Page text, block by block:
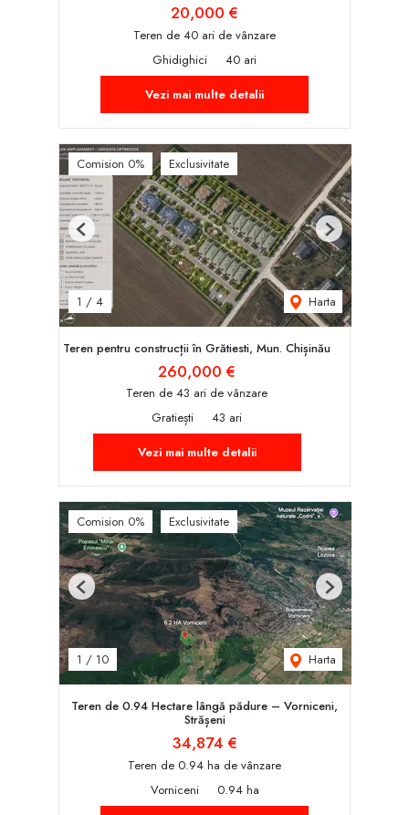
20,000 €
Teren de 40 ari de vânzare
Ghidighici
40 ari
Vezi mai multe detalii
Comision 0% Exclusivitate
1 / 4 Harta
Previous Next
Teren pentru construcții în Grătiesti, Mun. Chișinău
260,000 €
Teren de 43 ari de vânzare
Gratiești
43 ari
Vezi mai multe detalii
Comision 0% Exclusivitate
1 / 10 Harta
Previous Next
Teren de 0.94 Hectare lângă pădure – Vorniceni,
Strășeni
34,874 €
Teren de 0.94 ha de vânzare
Vorniceni
0.94 ha